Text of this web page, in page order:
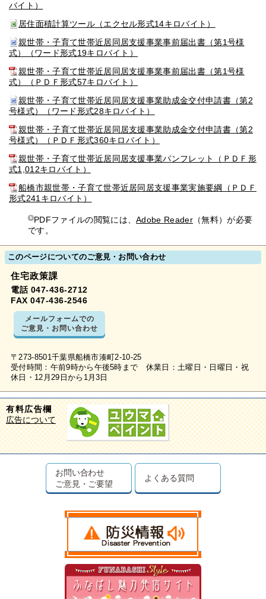
バイト）
居住面積計算ツール（エクセル形式14キロバイト）
親世帯・子育て世帯近居同居支援事業事前届出書（第1号様
式）（ワード形式19キロバイト）
親世帯・子育て世帯近居同居支援事業事前届出書（第1号様
式）（ＰＤＦ形式57キロバイト）
親世帯・子育て世帯近居同居支援事業助成金交付申請書（第2
号様式）（ワード形式28キロバイト）
親世帯・子育て世帯近居同居支援事業助成金交付申請書（第2
号様式）（ＰＤＦ形式360キロバイト）
親世帯・子育て世帯近居同居支援事業パンフレット（ＰＤＦ形
式1,012キロバイト）
船橋市親世帯・子育て世帯近居同居支援事業実施要綱（ＰＤＦ
形式241キロバイト）
PDFファイルの閲覧には、Adobe Reader （無料）が必要
です。
このページについてのご意見・お問い合わせ
住宅政策課
電話 047-436-2712
FAX 047-436-2546
メールフォームでの
ご意見・お問い合わせ
〒273-8501千葉県船橋市湊町2-10-25
受付時間：午前9時から午後5時まで 休業日：土曜日・日曜日・祝
休日・12月29日から1月3日
有料広告欄
広告について
お問い合わせ
ご意見・ご要望
よくある質問